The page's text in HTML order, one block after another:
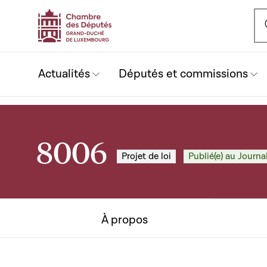
Actualités Députés et commissions
8006 Projet de loi Publié(e) au
À propos